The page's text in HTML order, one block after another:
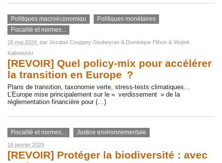
Politiques macroéconomiqu
Politiques monétaires
Fiscalité et normes...
16 mai 2024 , par Jézabel Couppey-Soubeyran & Dominique Plihon & Wojtek
Kalinowski
[REVOIR] Quel policy-mix pour accélérer
la transition en Europe ?
Plans de transition, taxonomie verte, stress-tests climatiques…
L’Europe mise principalement sur le « verdissement » de la
réglementation financière pour (…)
Fiscalité et normes... Justice environnementale
16 janvier 2024
[REVOIR] Protéger la biodiversité : avec